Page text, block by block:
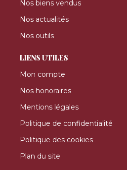
Nos biens vendus
Nos actualités
Nos outils
LIENS UTILES
Mon compte
Nos honoraires
Mentions légales
Politique de confidentialité
Politique des cookies
Plan du site